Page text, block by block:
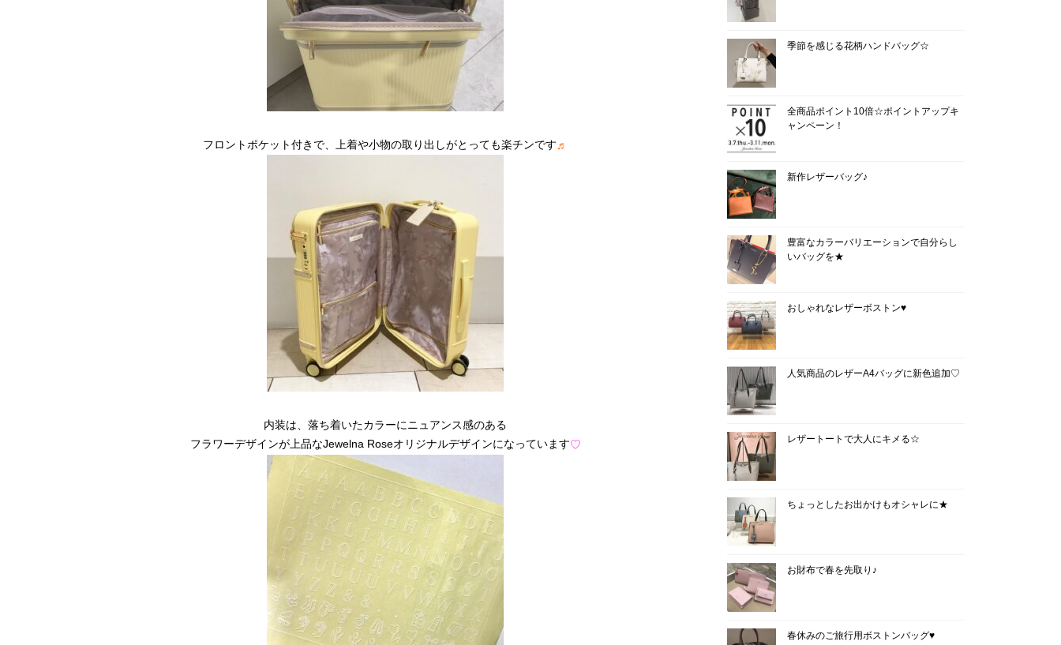
フロントポケット付きで、上着や小物の取り出しがとっても楽チンです♬
内装は、落ち着いたカラーにニュアンス感のある
フラワーデザインが上品なJewelna Roseオリジナルデザインになっています♡
季節を感じる花柄ハンドバッグ☆
全商品ポイント10倍☆ポイントアップキ
ャンペーン！
新作レザーバッグ♪
豊富なカラーバリエーションで自分らし
いバッグを★
おしゃれなレザーボストン♥
人気商品のレザーA4バッグに新色追加♡
レザートートで大人にキメる☆
ちょっとしたお出かけもオシャレに★
お財布で春を先取り♪
春休みのご旅行用ボストンバッグ♥